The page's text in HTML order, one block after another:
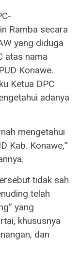
Ramba secara
yang diduga
atas nama
Konawe.
Ketua DPC
adanya
mengetahui
Kab. Konawe,”
tidak sah
telah
yang
khususnya
dan